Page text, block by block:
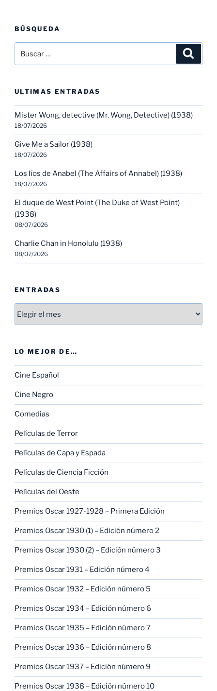
BÚSQUEDA
por:
ULTIMAS ENTRADAS
Mister Wong, detective (Mr. Wong, Detective) (1938)
18/07/2026
Give Me a Sailor (1938)
18/07/2026
Los líos de Anabel (The Affairs of Annabel) (1938)
18/07/2026
El duque de West Point (The Duke of West Point)
(1938)
08/07/2026
Charlie Chan in Honolulu (1938)
08/07/2026
ENTRADAS
LO MEJOR DE…
Cine Español
Cine Negro
Comedias
Películas de Terror
Películas de Capa y Espada
Películas de Ciencia Ficción
Películas del Oeste
Premios Oscar 1927-1928 – Primera Edición
Premios Oscar 1930 (1) – Edición número 2
Premios Oscar 1930 (2) – Edición número 3
Premios Oscar 1931 – Edición número 4
Premios Oscar 1932 – Edición número 5
Premios Oscar 1934 – Edición número 6
Premios Oscar 1935 – Edición número 7
Premios Oscar 1936 – Edición número 8
Premios Oscar 1937 – Edición número 9
Premios Oscar 1938 – Edición número 10